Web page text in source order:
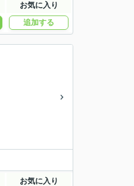
お気に入り
追加する
お気に入り